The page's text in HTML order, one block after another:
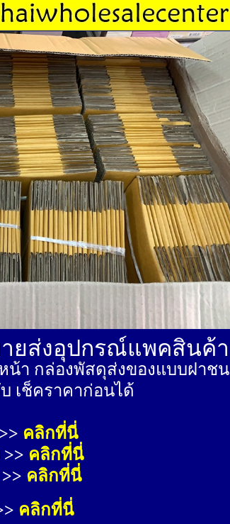
ยส่งอุปกรณ์แพคสินค้า
น้า กล่องพัสดุส่งของแบบฝาชน
เช็คราคาก่อนได้
คลิกที่นี่
คลิกที่นี่
คลิกที่นี่
คลิกที่นี่